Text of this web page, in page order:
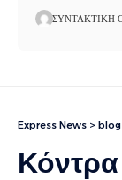
ΣΥΝΤΑΚΤΙΚΉ
Express News > blog